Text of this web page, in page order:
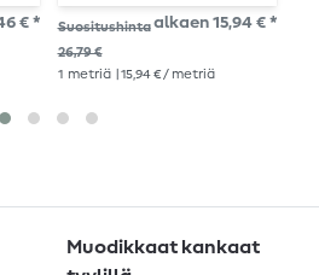
€ *
Digitaalipainatus
kiiltävä Petit Bloom
Jersey Bordeaux
Suositushinta
26,79 €
alkaen 15,94 € *
1 metriä | 15,94 € / metriä
Muodikkaat kankaat